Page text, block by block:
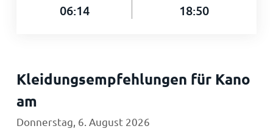
06:14 18:50
Kleidungsempfehlungen für Kano
am
Donnerstag, 6. August 2026